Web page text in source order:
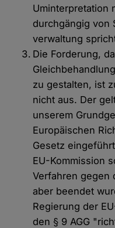
Uminterpretation
durchgängig von
verwaltung
Die Forderung,
zu gestalten, ist
nicht aus. Der
unserem
Europäischen
Gesetz
EU-Kommission
Verfahren gegen
aber beendet
Regierung der
den § 9 AGG